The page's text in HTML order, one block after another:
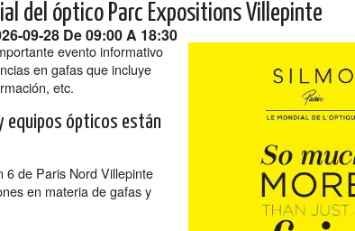
del óptico Parc Expositions Villepinte
09-28 De 09:00 A 18:30
evento informativo
en gafas que incluye
etc.
equipos ópticos están
6 de Paris Nord Villepinte
en materia de gafas y